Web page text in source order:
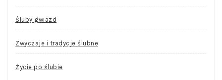
Śluby gwiazd
Zwyczaje i tradycje ślubne
Życie po ślubie